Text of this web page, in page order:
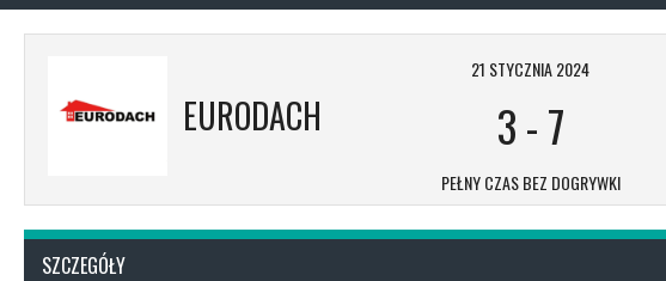
EURODACH
21 STYCZNIA 2024
3-7
PEŁNY CZAS BEZ DOGRYWKI
SZCZEGÓŁY